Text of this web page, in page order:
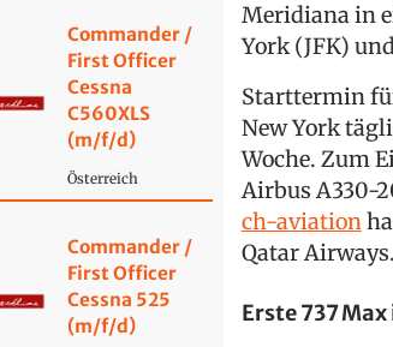
Commander /
First Officer
Cessna
C560XLS
(m/f/d)
Österreich
Commander /
First Officer
Cessna 525
(m/f/d)
Meridiana in
York (JFK)
Starttermin
New York
Woche. Zum
Airbus A330-
ch-aviation
Qatar Airways.
Erste 737